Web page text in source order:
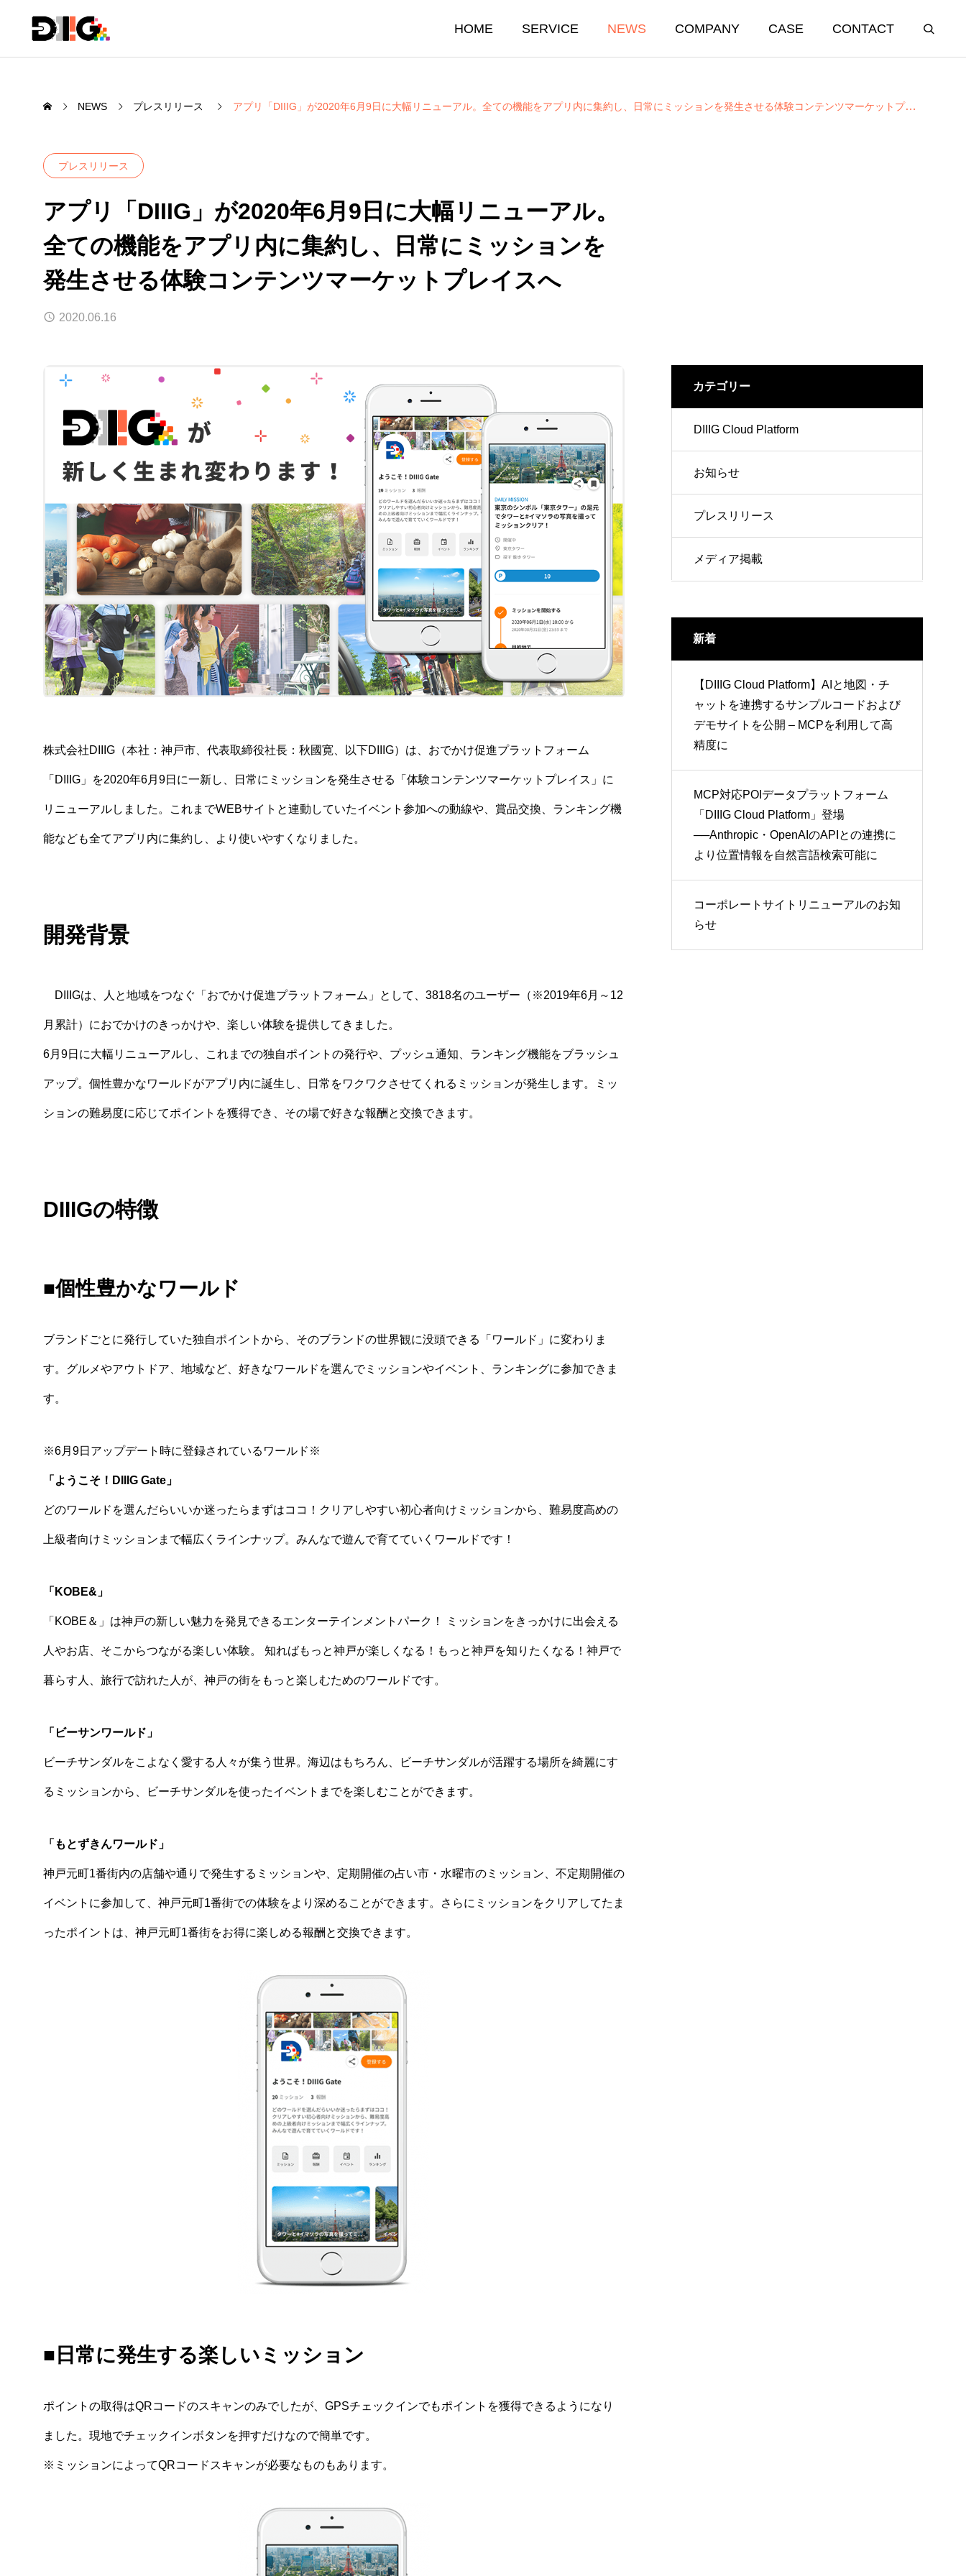
HOME SERVICE NEWS COMPANY CASE CONTACT
NEWS プレスリリース アプリ「DIIIG」が2020年6月9日に大幅リニューアル。全ての機能をアプリ内に集約し、日常にミッションを発生させる体験コンテンツマーケットプレイスへ
プレスリリース
アプリ「DIIIG」が2020年6月9日に大幅リニューアル。
全ての機能をアプリ内に集約し、日常にミッションを
発生させる体験コンテンツマーケットプレイスへ
2020.06.16
株式会社DIIIG（本社：神戸市、代表取締役社長：秋國寛、以下DIIIG）は、おでかけ促進プラットフォーム
「DIIIG」を2020年6月9日に一新し、日常にミッションを発生させる「体験コンテンツマーケットプレイス」に
リニューアルしました。これまでWEBサイトと連動していたイベント参加への動線や、賞品交換、ランキング機
能なども全てアプリ内に集約し、より使いやすくなりました。
開発背景
DIIIGは、人と地域をつなぐ「おでかけ促進プラットフォーム」として、3818名のユーザー（※2019年6月～12
月累計）におでかけのきっかけや、楽しい体験を提供してきました。
6月9日に大幅リニューアルし、これまでの独自ポイントの発行や、プッシュ通知、ランキング機能をブラッシュ
アップ。個性豊かなワールドがアプリ内に誕生し、日常をワクワクさせてくれるミッションが発生します。ミッ
ションの難易度に応じてポイントを獲得でき、その場で好きな報酬と交換できます。
DIIIGの特徴
■個性豊かなワールド
ブランドごとに発行していた独自ポイントから、そのブランドの世界観に没頭できる「ワールド」に変わりま
す。グルメやアウトドア、地域など、好きなワールドを選んでミッションやイベント、ランキングに参加できま
す。
※6月9日アップデート時に登録されているワールド※
「ようこそ！DIIIG Gate」
どのワールドを選んだらいいか迷ったらまずはココ！クリアしやすい初心者向けミッションから、難易度高めの
上級者向けミッションまで幅広くラインナップ。みんなで遊んで育てていくワールドです！
「KOBE&」
「KOBE＆」は神戸の新しい魅力を発見できるエンターテインメントパーク！ ミッションをきっかけに出会える
人やお店、そこからつながる楽しい体験。 知ればもっと神戸が楽しくなる！もっと神戸を知りたくなる！神戸で
暮らす人、旅行で訪れた人が、神戸の街をもっと楽しむためのワールドです。
「ビーサンワールド」
ビーチサンダルをこよなく愛する人々が集う世界。海辺はもちろん、ビーチサンダルが活躍する場所を綺麗にす
るミッションから、ビーチサンダルを使ったイベントまでを楽しむことができます。
「もとずきんワールド」
神戸元町1番街内の店舗や通りで発生するミッションや、定期開催の占い市・水曜市のミッション、不定期開催の
イベントに参加して、神戸元町1番街での体験をより深めることができます。さらにミッションをクリアしてたま
ったポイントは、神戸元町1番街をお得に楽しめる報酬と交換できます。
■日常に発生する楽しいミッション
ポイントの取得はQRコードのスキャンのみでしたが、GPSチェックインでもポイントを獲得できるようになり
ました。現地でチェックインボタンを押すだけなので簡単です。
※ミッションによってQRコードスキャンが必要なものもあります。
カテゴリー
DIIIG Cloud Platform
お知らせ
プレスリリース
メディア掲載
新着
【DIIIG Cloud Platform】AIと地図・チ
ャットを連携するサンプルコードおよび
デモサイトを公開 – MCPを利用して高
精度に
MCP対応POIデータプラットフォーム
「DIIIG Cloud Platform」登場
──Anthropic・OpenAIのAPIとの連携に
より位置情報を自然言語検索可能に
コーポレートサイトリニューアルのお知
らせ